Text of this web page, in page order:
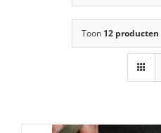
Toon 12 producten